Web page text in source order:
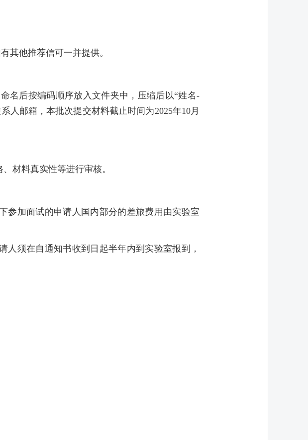
其他推荐信可一并提供。
名后按编码顺序放入文件夹中，压缩后以“姓名-
人邮箱，本批次提交材料截止时间为2025年10月
材料真实性等进行审核。
参加面试的申请人国内部分的差旅费用由实验室
须在自通知书收到日起半年内到实验室报到，